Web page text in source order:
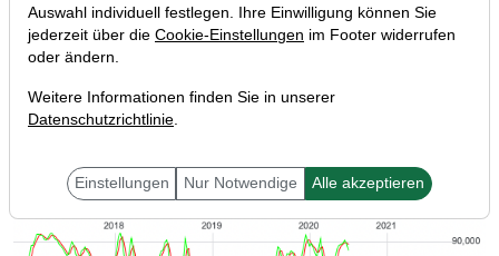
Auswahl individuell festlegen. Ihre Einwilligung können Sie
jederzeit über die Cookie-Einstellungen im Footer widerrufen
oder ändern.
Weitere Informationen finden Sie in unserer
Datenschutzrichtlinie.
Einstellungen Nur Notwendige Alle akzeptieren